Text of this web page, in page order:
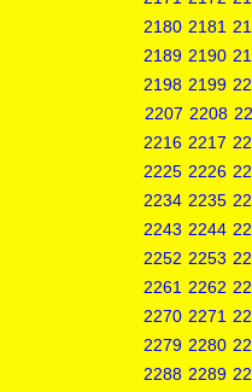
2180 2181
2189 2190
2198 2199
2207 2208
2216 2217
2225 2226
2234 2235
2243 2244
2252 2253
2261 2262
2270 2271
2279 2280
2288 2289